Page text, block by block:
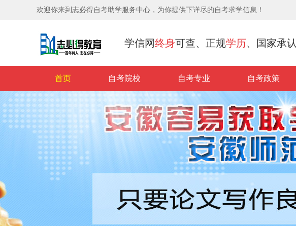
欢迎你来到志必得自考助学服务中心，为你提供下详尽的自考求学信息！
学信网终身可查、正规学历、国家承认
首页 自考院校 自考专业 自考政策